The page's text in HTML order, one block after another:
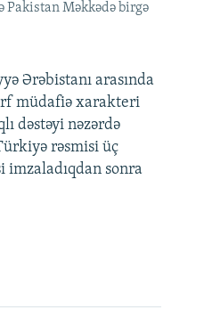
Pakistan Məkkədə birgə
Ərəbistanı arasında
müdafiə xarakteri
dəstəyi nəzərdə
rəsmisi üç
imzaladıqdan sonra